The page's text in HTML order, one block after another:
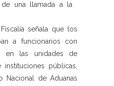
una llamada a la
señala que los
a funcionarios con
en las unidades de
públicas,
Nacional de Aduanas